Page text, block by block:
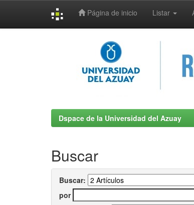
Página de inicio Listar
Dspace de la Universidad del Azuay
Buscar
Buscar:
por